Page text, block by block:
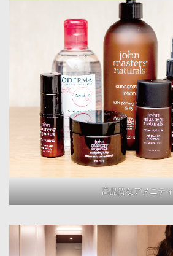
高品質なアメニティ